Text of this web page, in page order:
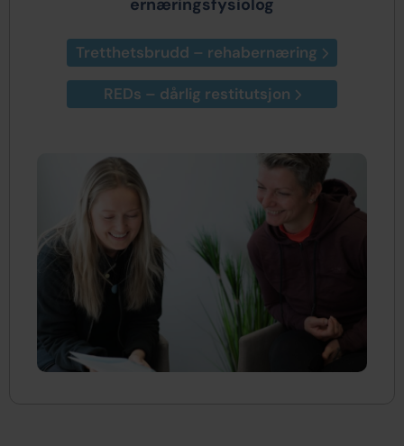
ernæringsfysiolog
Tretthetsbrudd – rehabernæring
REDs – dårlig restitutsjon